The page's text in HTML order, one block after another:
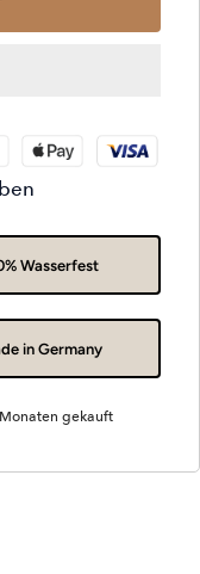
Wasserfest
in Germany
gekauft